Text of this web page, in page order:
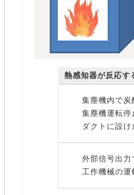
熱感知器が反応す
集塵機内で炭
集塵機運転停
ダクトに設
外部信号出力
工作機械の運